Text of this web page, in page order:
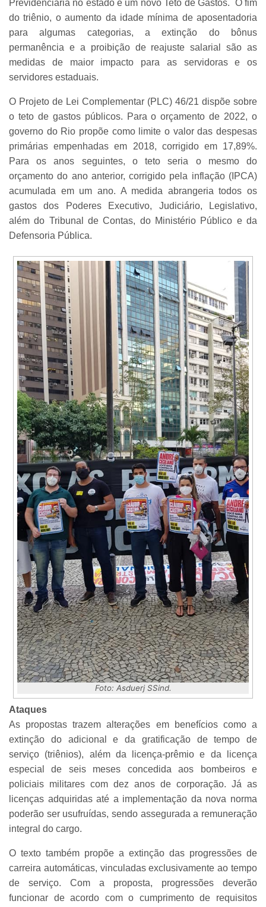
Previdenciária no estado e um novo Teto de Gastos. O fim
do triênio, o aumento da idade mínima de aposentadoria
para algumas categorias, a extinção do bônus
permanência e a proibição de reajuste salarial são as
medidas de maior impacto para as servidoras e os
servidores estaduais.
O Projeto de Lei Complementar (PLC) 46/21 dispõe sobre
o teto de gastos públicos. Para o orçamento de 2022, o
governo do Rio propõe como limite o valor das despesas
primárias empenhadas em 2018, corrigido em 17,89%.
Para os anos seguintes, o teto seria o mesmo do
orçamento do ano anterior, corrigido pela inflação (IPCA)
acumulada em um ano. A medida abrangeria todos os
gastos dos Poderes Executivo, Judiciário, Legislativo,
além do Tribunal de Contas, do Ministério Público e da
Defensoria Pública.
Foto: Asduerj SSind.
Ataques
As propostas trazem alterações em benefícios como a
extinção do adicional e da gratificação de tempo de
serviço (triênios), além da licença-prêmio e da licença
especial de seis meses concedida aos bombeiros e
policiais militares com dez anos de corporação. Já as
licenças adquiridas até a implementação da nova norma
poderão ser usufruídas, sendo assegurada a remuneração
integral do cargo.
O texto também propõe a extinção das progressões de
carreira automáticas, vinculadas exclusivamente ao tempo
de serviço. Com a proposta, progressões deverão
funcionar de acordo com o cumprimento de requisitos